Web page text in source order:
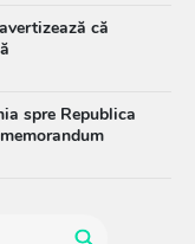
că
spre Republica